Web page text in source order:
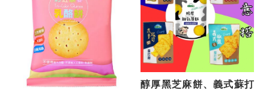
醇厚黑芝麻餅、義式蘇打